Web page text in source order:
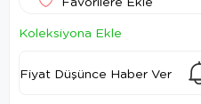
Koleksiyona Ekle
Fiyat Düşünce Haber Ver